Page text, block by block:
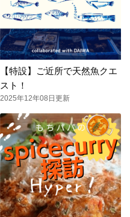
【特設】ご近所で天然魚クエ
スト！
2025年12年08日更新